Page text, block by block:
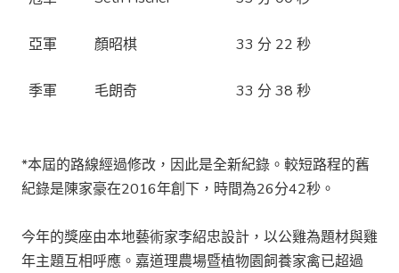
亞軍 顏昭棋 33 分 22 秒
季軍 毛朗奇 33 分 38 秒
*本屆的路線經過修改，因此是全新紀錄。較短路程的舊
紀錄是陳家豪在2016年創下，時間為26分42秒。
今年的獎座由本地藝術家李紹忠設計，以公雞為題材與雞
年主題互相呼應。嘉道理農場暨植物園飼養家禽已超過